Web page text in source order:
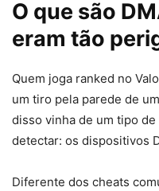
O que são
eram tão
Quem joga ranked no
um tiro pela parede de
disso vinha de um tipo
detectar: os dispositivos
Diferente dos cheats